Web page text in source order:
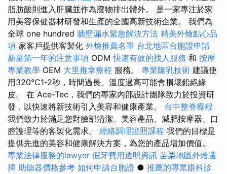
脂肪酸則進入肝臟並作為廢物排出體外。 是一家專注於家
用美容保健器材研發和生產的全國高新技術企業。 我們為
全球 one hundred 牆壁漏水緊急解決方法 精美外燴點心品
項 家客戶提供客製化 外燴推薦名單 台北地區台胞證申請
新墓第一年的注意事項 ODM快速有效的找人服務 和 按摩
專業教學 OEM 大里推拿療程 服務。 專業隆乳技術 建議使
用320℃1-2秒，時間過長、溫度過高可能會損壞鉛絕緣
皮。 在 Ace-Tec，我們的專家內部設計團隊致力於投資研
發，以快速將新技術引入美容和健康產業。 台中整脊療程
我們致力於滿足您對臉部清潔、美容產品、減肥按摩器、口
腔護理等的客製化需求。 經絡調理證照課程 我們的目標是
提供先進的美容和健康解決方案，為您的產品增加價值。
專業法律服務的lawyer 假牙費用透明資訊 苗栗地區外燴選
擇 助聽器價格參考 如何申請台胞證 ● 推薦的專業眼科診